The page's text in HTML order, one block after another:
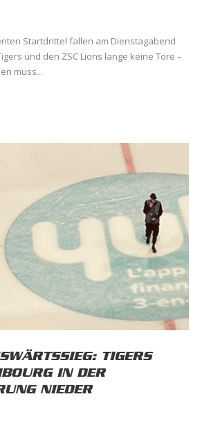
Startdrittel fallen am Dienstagabend
und den ZSC Lions lange keine Tore –
muss...
TIGERS
IN DER
NIEDER